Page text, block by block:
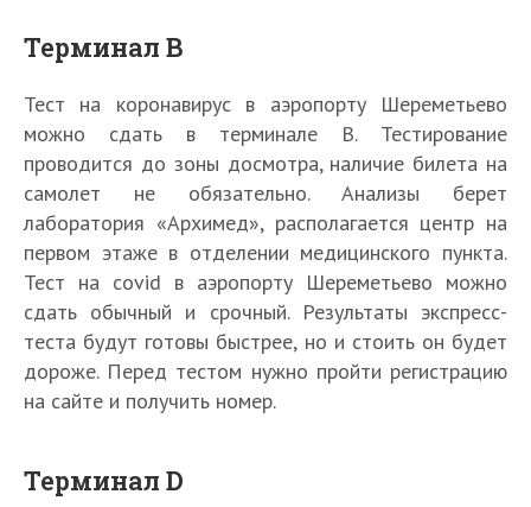
Терминал В
Тест на коронавирус в аэропорту Шереметьево
можно сдать в терминале В. Тестирование
проводится до зоны досмотра, наличие билета на
самолет не обязательно. Анализы берет
лаборатория «Архимед», располагается центр на
первом этаже в отделении медицинского пункта.
Тест на covid в аэропорту Шереметьево можно
сдать обычный и срочный. Результаты экспресс-
теста будут готовы быстрее, но и стоить он будет
дороже. Перед тестом нужно пройти регистрацию
на сайте и получить номер.
Терминал D